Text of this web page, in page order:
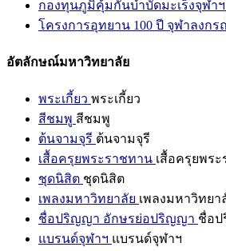
กองทุนภูมิคุ้มกันบำบัดมะเร็งจุฬาฯ
โครงการอุทยาน 100 ปี จุฬาลงก
อัตลักษณ์มหาวิทยาลัย
พระเกี้ยว พระเกี้ยว
สีชมพู สีชมพู
ต้นจามจุรี ต้นจามจุรี
เสื้อครุยพระราชทาน เสื้อครุยพร
ชุดนิสิต ชุดนิสิต
เพลงมหาวิทยาลัย เพลงมหาวิทยา
ชื่อปริญญา อักษรย่อปริญญา ชื่อ
แบรนด์จุฬาฯ แบรนด์จุฬาฯ